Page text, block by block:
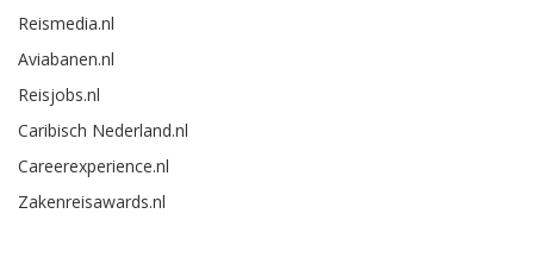
Reismedia.nl
Aviabanen.nl
Reisjobs.nl
Caribisch Nederland.nl
Careerexperience.nl
Zakenreisawards.nl